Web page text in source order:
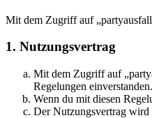
Mit dem Zugriff auf
1. Nutzungsvertrag
Mit dem Zugriff auf
Regelungen einverstanden.
Wenn du mit diesen
Der Nutzungsvertrag wird